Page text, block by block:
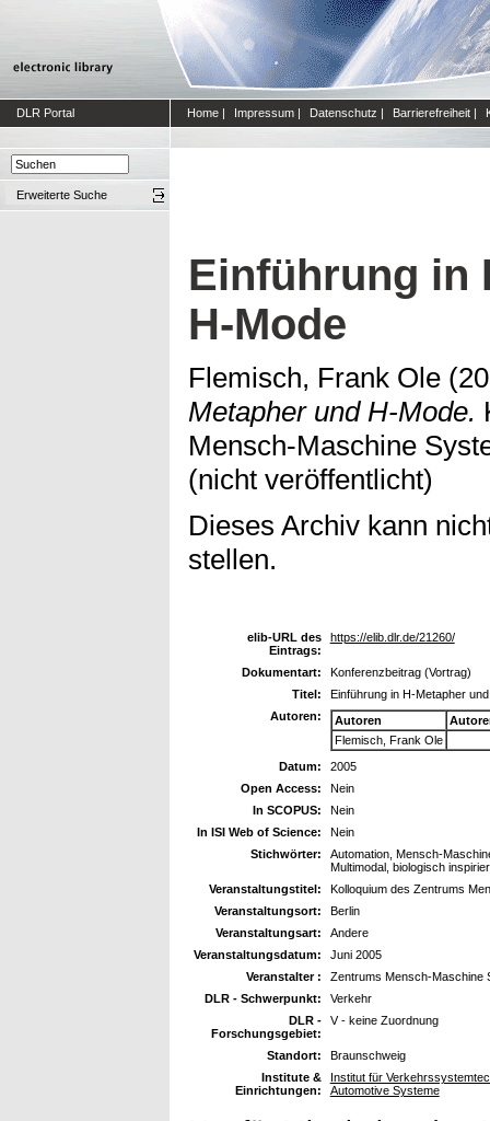
DLR Portal Home | Impressum | Datenschutz | Barrierefreiheit |
Erweiterte Suche
Einführung in
H-Mode
Flemisch, Frank Ole
Metapher und H-Mode.
Mensch-Maschine
(nicht veröffentlicht)
Dieses Archiv kann
stellen.
elib-URL des
Eintrags:
https://elib.dlr.de/21260/
Dokumentart:
Konferenzbeitrag (Vortrag)
Titel:
Einführung in H-Metapher
Autoren:
Autoren
Flemisch, Frank Ole
Datum:
2005
Open Access:
Nein
In SCOPUS:
Nein
In ISI Web of Science:
Nein
Stichwörter:
Automation, Mensch-
Multimodal, biologisch
Veranstaltungstitel:
Kolloquium des Zentrums
Veranstaltungsort:
Berlin
Veranstaltungsart:
Andere
Veranstaltungsdatum:
Juni 2005
Veranstalter :
Zentrums Mensch-Maschine
DLR - Schwerpunkt:
Verkehr
DLR -
Forschungsgebiet:
V - keine Zuordnung
Standort:
Braunschweig
Institute &
Einrichtungen:
Institut für
Automotive Systeme